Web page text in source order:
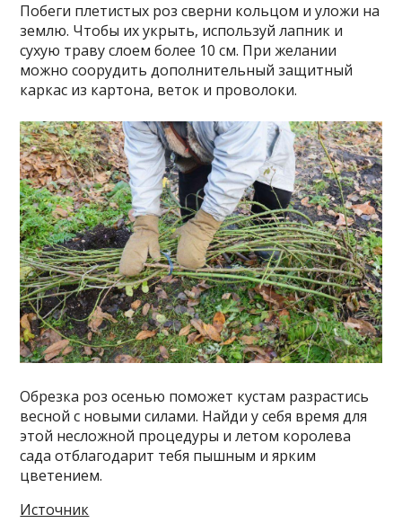
Побеги плетистых роз сверни кольцом и уложи на
землю. Чтобы их укрыть, используй лапник и
сухую траву слоем более 10 см. При желании
можно соорудить дополнительный защитный
каркас из картона, веток и проволоки.
Обрезка роз осенью поможет кустам разрастись
весной с новыми силами. Найди у себя время для
этой несложной процедуры и летом королева
сада отблагодарит тебя пышным и ярким
цветением.
Источник